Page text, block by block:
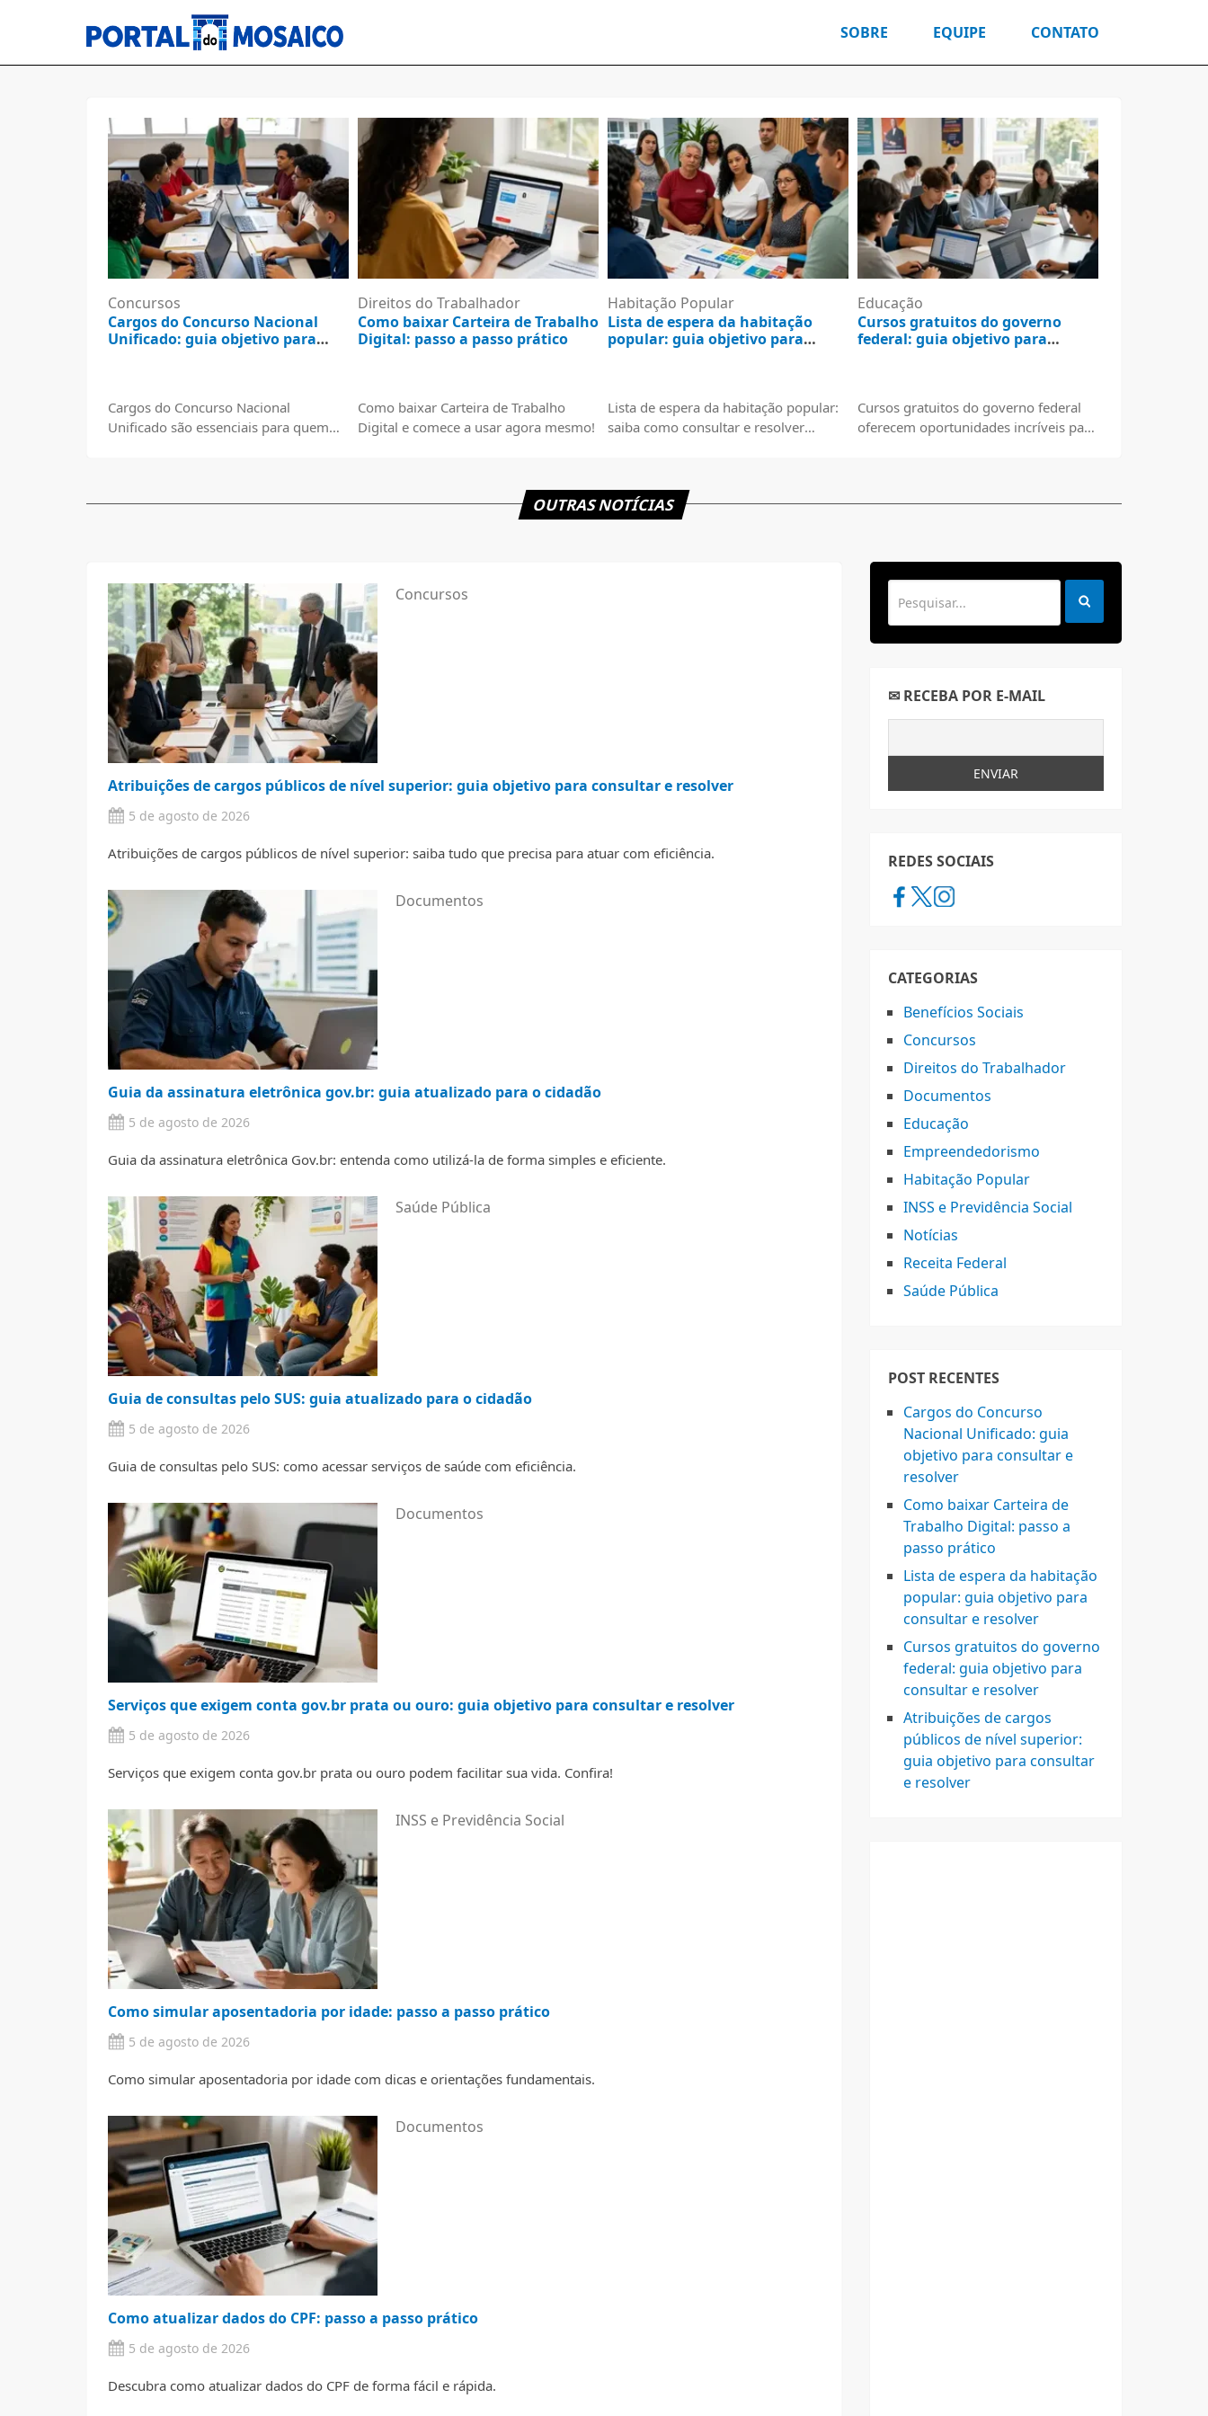
SOBRE EQUIPE CONTATO
Concursos
Cargos do Concurso Nacional
Unificado: guia objetivo para
Cargos do Concurso Nacional
Unificado são essenciais para quem
Direitos do Trabalhador
Como baixar Carteira de Trabalho
Digital: passo a passo prático
Como baixar Carteira de Trabalho
Digital e comece a usar agora mesmo!
Habitação Popular
Lista de espera da habitação
popular: guia objetivo para
Lista de espera da habitação popular:
saiba como consultar e resolver
Educação
Cursos gratuitos do governo
federal: guia objetivo para
Cursos gratuitos do governo federal
oferecem oportunidades incríveis para
OUTRAS NOTÍCIAS
Concursos
Atribuições de cargos públicos de nível superior: guia objetivo para consultar e resolver
5 de agosto de 2026
Atribuições de cargos públicos de nível superior: saiba tudo que precisa para atuar com eficiência.
Documentos
Guia da assinatura eletrônica gov.br: guia atualizado para o cidadão
5 de agosto de 2026
Guia da assinatura eletrônica Gov.br: entenda como utilizá-la de forma simples e eficiente.
Saúde Pública
Guia de consultas pelo SUS: guia atualizado para o cidadão
5 de agosto de 2026
Guia de consultas pelo SUS: como acessar serviços de saúde com eficiência.
Documentos
Serviços que exigem conta gov.br prata ou ouro: guia objetivo para consultar e resolver
5 de agosto de 2026
Serviços que exigem conta gov.br prata ou ouro podem facilitar sua vida. Confira!
INSS e Previdência Social
Como simular aposentadoria por idade: passo a passo prático
5 de agosto de 2026
Como simular aposentadoria por idade com dicas e orientações fundamentais.
Documentos
Como atualizar dados do CPF: passo a passo prático
5 de agosto de 2026
Descubra como atualizar dados do CPF de forma fácil e rápida.
✉ RECEBA POR E-MAIL
REDES SOCIAIS
CATEGORIAS
Benefícios Sociais
Concursos
Direitos do Trabalhador
Documentos
Educação
Empreendedorismo
Habitação Popular
INSS e Previdência Social
Notícias
Receita Federal
Saúde Pública
POST RECENTES
Cargos do Concurso
Nacional Unificado: guia
objetivo para consultar e
resolver
Como baixar Carteira de
Trabalho Digital: passo a
passo prático
Lista de espera da habitação
popular: guia objetivo para
consultar e resolver
Cursos gratuitos do governo
federal: guia objetivo para
consultar e resolver
Atribuições de cargos
públicos de nível superior:
guia objetivo para consultar
e resolver